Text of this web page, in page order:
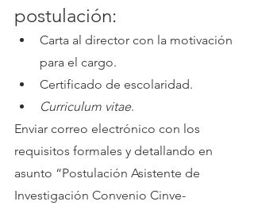
postulación:
Carta al director con la motivación
para el cargo.
Certificado de escolaridad.
Curriculum vitae.
Enviar correo electrónico con los
requisitos formales y detallando en
asunto “Postulación Asistente de
Investigación Convenio Cinve-